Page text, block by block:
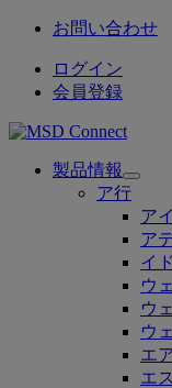
お問い合わせ
ログイン
会員登録
製品情報
Open
ア行
ア
ア
イ
ウ
ウ
ウ
エ
エ